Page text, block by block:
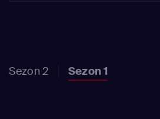
Sezon 2 Sezon 1